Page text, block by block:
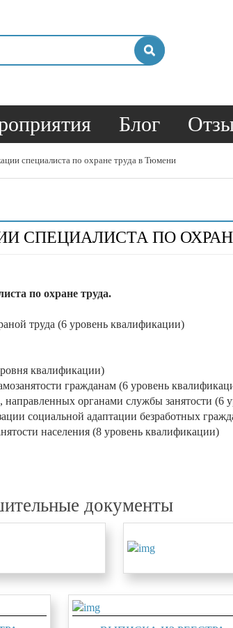
Блог
специалиста по охране труда в Тюмени
СПЕЦИАЛИСТА ПО
по охране труда.
труда (6 уровень квалификации)
квалификации)
гражданам (6 уровень
органами службы занятости (6
социальной адаптации безработных
населения (8 уровень квалификации)
документы